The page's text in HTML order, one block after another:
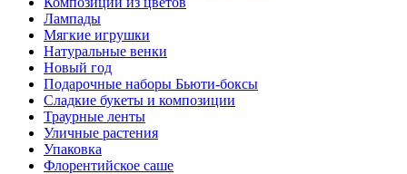
Лампады
Мягкие игрушки
Натуральные венки
Новый год
Подарочные наборы Бьюти-боксы
Сладкие букеты и композиции
Траурные ленты
Уличные растения
Упаковка
Флорентийское саше